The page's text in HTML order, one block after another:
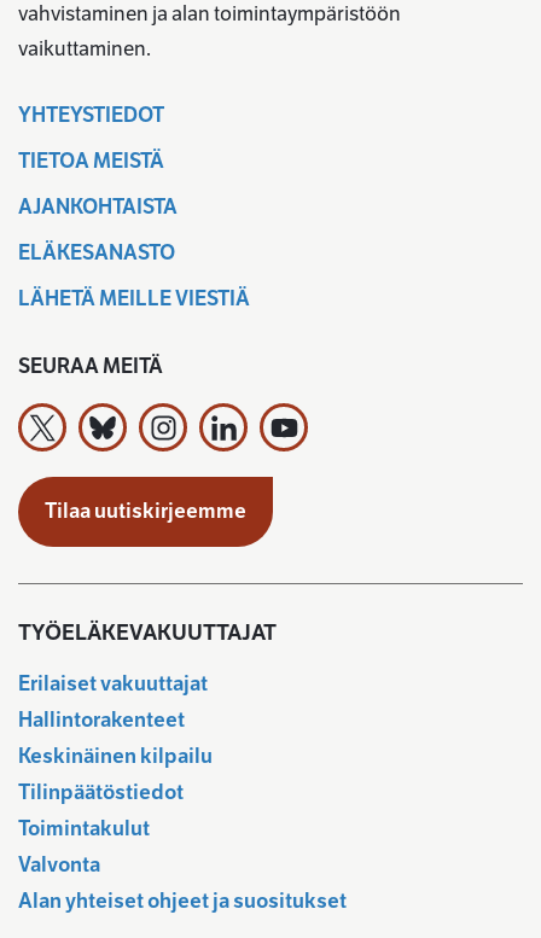
vahvistaminen ja alan toimintaympäristöön
vaikuttaminen.
YHTEYSTIEDOT
TIETOA MEISTÄ
AJANKOHTAISTA
ELÄKESANASTO
LÄHETÄ MEILLE VIESTIÄ
SEURAA MEITÄ
Työeläkevakuuttajat TELA ry X:ssä
Työeläkevakuuttajat TELA ry Bluesky:ssa
Työeläkevakuuttajat TELA ry
Työeläkevakuuttajat TELA ry
Työeläkevakuuttajat TELA ry
Tilaa uutiskirjeemme
TYÖELÄKEVAKUUTTAJAT
Erilaiset vakuuttajat
Hallintorakenteet
Keskinäinen kilpailu
Tilinpäätöstiedot
Toimintakulut
Valvonta
Alan yhteiset ohjeet ja suositukset